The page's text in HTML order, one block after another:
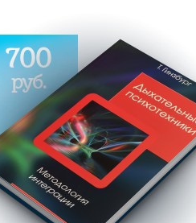
700
руб.